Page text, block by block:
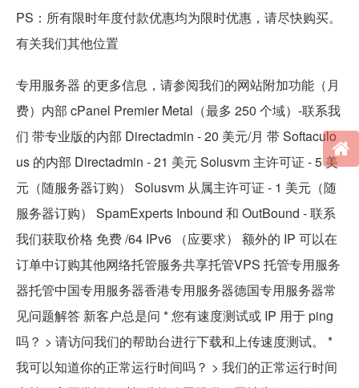
PS：所有限时年度付款优惠均为限时优惠，请尽快购买。
有关我们其他位置
专用服务器 的更多信息，请参阅我们的网站附加功能（月
费）内部 cPanel Premier Metal（最多 250 个域）-联系我
们 带专业版的内部 Directadmin - 20 美元/月 带 Softaculo
us 的内部 Directadmin - 21 美元 Solusvm 主许可证 - 5 美
元（随服务器订购） Solusvm 从属主许可证 - 1 美元（随
服务器订购） SpamExperts Inbound 和 OutBound - 联系
我们获取价格 免费 /64 IPv6 （应要求） 额外的 IP 可以在
订单中订购其他网络托管服务共享托管VPS 托管专用服务
器托管中国专用服务器香港专用服务器德国专用服务器常
见问题解答 新客户总是问 * 您有速度测试或 IP 用于 ping
吗？ > 请访问我们的帮助台进行下载和上传速度测试。 *
我可以知道你的正常运行时间吗？ > 我们的正常运行时间